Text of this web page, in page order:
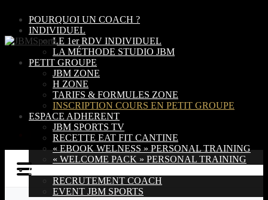
POURQUOI UN COACH ?
INDIVIDUEL
LE 1er RDV INDIVIDUEL
LA MÉTHODE STUDIO JBM
PETIT GROUPE
JBM ZONE
H ZONE
TARIFS & FORMULES ZONE
INSCRIPTION COURS EN PETIT GROUPE
ESPACE ADHERENT
JBM SPORTS TV
RECETTE EAT FIT CANTINE
« EBOOK WELNESS » PERSONAL TRAINING
« WELCOME PACK » PERSONAL TRAINING
CONTACT
RECRUTEMENT COACH
EVENT JBM SPORTS
Inscriptions
Accueil
LES STUDIOS
Inscriptions